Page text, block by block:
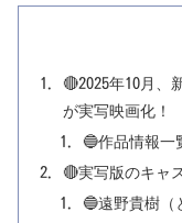
🔴2025年10月、
が実写映画化！
🔵作品情報一
🔴実写版のキャ
🔵遠野貴樹（